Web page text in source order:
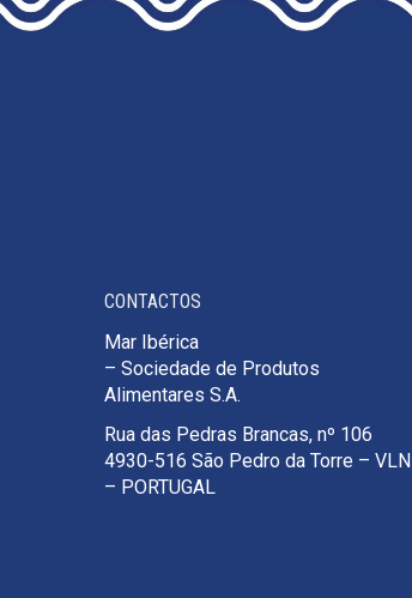
CONTACTOS
Mar Ibérica
– Sociedade de Produtos
Alimentares S.A.
Rua das Pedras Brancas, nº 106
4930-516 São Pedro da Torre – VLN
– PORTUGAL